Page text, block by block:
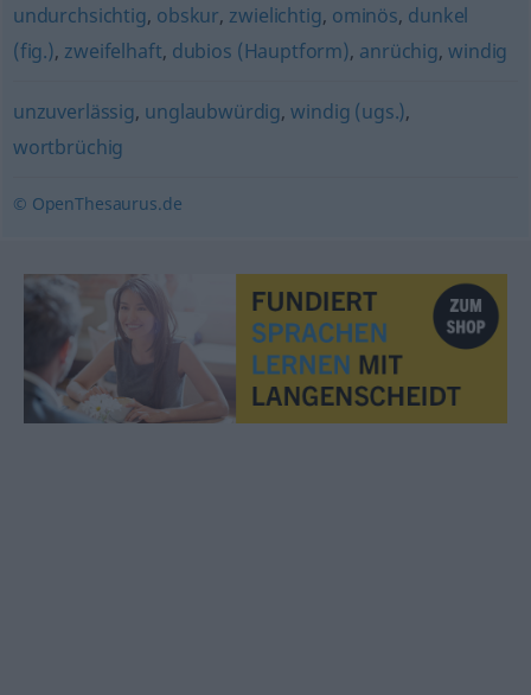
undurchsichtig, obskur, zwielichtig, ominös, dunkel
(fig.), zweifelhaft, dubios (Hauptform), anrüchig,windig
unzuverlässig, unglaubwürdig,windig (ugs.),
wortbrüchig
© OpenThesaurus.de